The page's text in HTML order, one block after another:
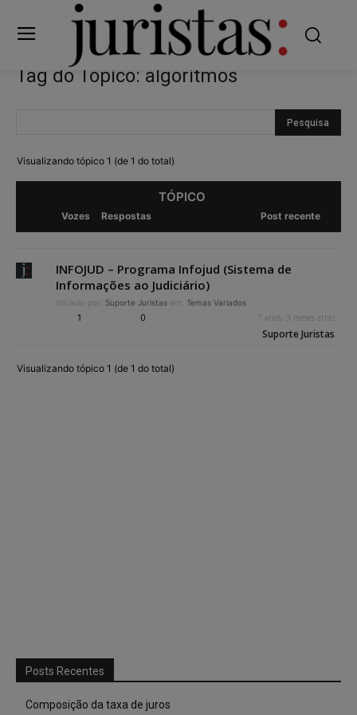
Tag do Tópico: algoritmos
Visualizando tópico 1 (de 1 do total)
TÓPICO
Vozes Respostas Post recente
INFOJUD – Programa Infojud (Sistema de
Informações ao Judiciário)
Iniciado por: Suporte Juristas em: Temas Variados
1 0 7 anos, 3 meses atrás
Suporte Juristas
Visualizando tópico 1 (de 1 do total)
Posts Recentes
Composição da taxa de juros